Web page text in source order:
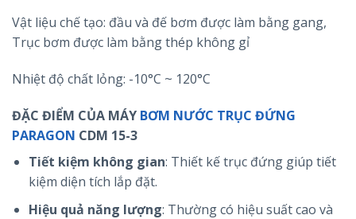
Vật liệu chế tạo: đầu và đế bơm được làm bằng gang,
Trục bơm được làm bằng thép không gỉ
Nhiệt độ chất lỏng: -10°C ~ 120°C
ĐẶC ĐIỂM CỦA MÁY BƠM NƯỚC TRỤC ĐỨNG
PARAGON CDM 15-3
Tiết kiệm không gian: Thiết kế trục đứng giúp tiết
kiệm diện tích lắp đặt.
Hiệu quả năng lượng: Thường có hiệu suất cao và